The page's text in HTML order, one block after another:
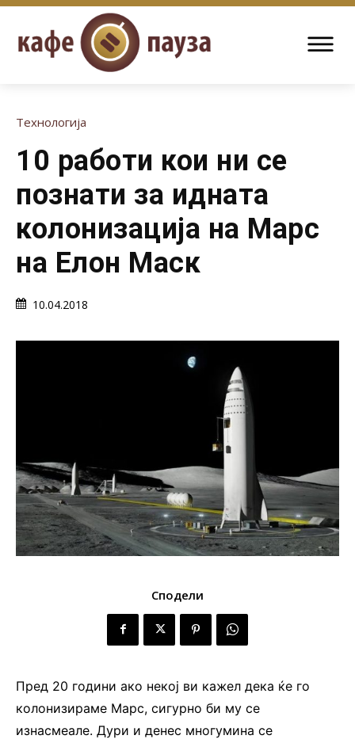
Технологија
10 работи кои ни се
познати за идната
колонизација на Марс
на Елон Маск
10.04.2018
Сподели
Пред 20 години ако некој ви кажел дека ќе го
колонизираме Марс, сигурно би му се
изнасмеале. Дури и денес многумина се